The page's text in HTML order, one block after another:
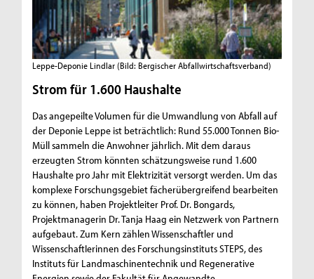
Leppe-Deponie Lindlar(Bild: Bergischer Abfallwirtschaftsverband)
Strom für 1.600 Haushalte
Das angepeilte Volumen für die Umwandlung von Abfall auf
der Deponie Leppe ist beträchtlich: Rund 55.000 Tonnen Bio-
Müll sammeln die Anwohner jährlich. Mit dem daraus
erzeugten Strom könnten schätzungsweise rund 1.600
Haushalte pro Jahr mit Elektrizität versorgt werden. Um das
komplexe Forschungsgebiet fächerübergreifend bearbeiten
zu können, haben Projektleiter Prof. Dr. Bongards,
Projektmanagerin Dr. Tanja Haag ein Netzwerk von Partnern
aufgebaut. Zum Kern zählen Wissenschaftler und
WissenschaftIerinnen des Forschungsinstituts STEPS, des
Instituts für Landmaschinentechnik und Regenerative